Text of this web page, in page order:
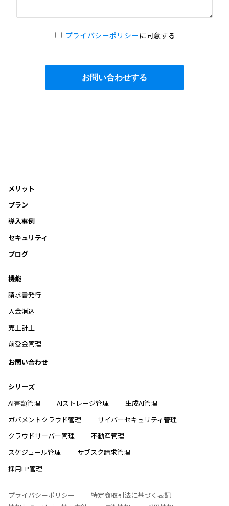
プライバシーポリシー に同意する
メリット
プラン
導入事例
セキュリティ
ブログ
機能
請求書発行
入金消込
売上計上
前受金管理
お問い合わせ
シリーズ
AI書類管理
AIストレージ管理
生成AI管理
ガバメントクラウド管理
サイバーセキュリティ管理
クラウドサーバー管理
不動産管理
スケジュール管理
サブスク請求管理
採用LP管理
プライバシーポリシー
特定商取引法に基づく表記